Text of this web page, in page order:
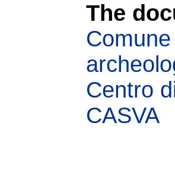
The
Centro
CASVA